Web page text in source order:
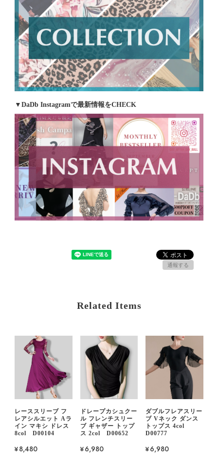
▼DaDb Instagramで最新情報をCHECK
通報する
Related Items
レーススリーブ フ
レアシルエット Aラ
イン マキシ ドレス
8col D00104
¥8,480
ドレープカシュクー
ル フレンチスリー
ブ ギャザー トップ
ス 2col D00652
¥6,980
ダブルフレアスリー
ブ Vネック ダンス
トップス 4col
D00777
¥6,980